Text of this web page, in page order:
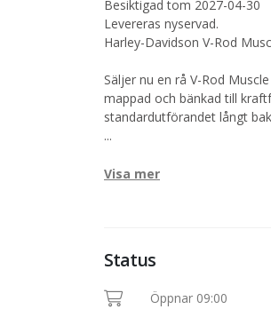
Besiktigad tom 2027-04-30
Levereras nyservad.
Harley-Davidson V-Rod
Säljer nu en rå V-Rod
mappad och bänkad till
standardutförandet långt
...
Visa mer
Status
Öppnar 09:00